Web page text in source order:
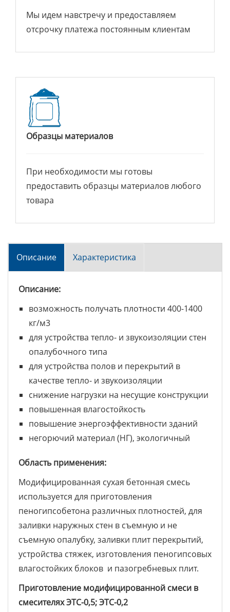
Мы идем навстречу и предоставляем
отсрочку платежа постоянным клиентам
Образцы материалов
При необходимости мы готовы
предоставить образцы материалов любого
товара
Описание Характеристика
Описание:
возможность получать плотности 400-1400
кг/м3
для устройства тепло- и звукоизоляции стен
опалубочного типа
для устройства полов и перекрытий в
качестве тепло- и звукоизоляции
снижение нагрузки на несущие конструкции
повышенная влагостойкость
повышение энергоэффективности зданий
негорючий материал (НГ), экологичный
Область применения:
Модифицированная сухая бетонная смесь
используется для приготовления
пеногипсобетона различных плотностей, для
заливки наружных стен в съемную и не
съемную опалубку, заливки плит перекрытий,
устройства стяжек, изготовления пеногипсовых
влагостойких блоков и пазогребневых плит.
Приготовление модифицированной смеси в
смесителях ЭТС-0,5; ЭТС-0,2